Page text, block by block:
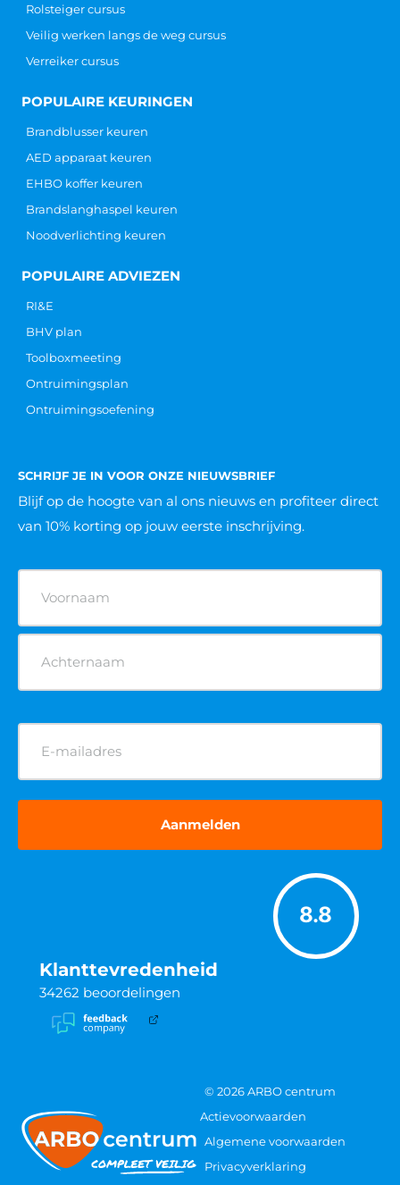
Rolsteiger cursus
Veilig werken langs de weg cursus
Verreiker cursus
POPULAIRE KEURINGEN
Brandblusser keuren
AED apparaat keuren
EHBO koffer keuren
Brandslanghaspel keuren
Noodverlichting keuren
POPULAIRE ADVIEZEN
RI&E
BHV plan
Toolboxmeeting
Ontruimingsplan
Ontruimingsoefening
SCHRIJF JE IN VOOR ONZE NIEUWSBRIEF
Blijf op de hoogte van al ons nieuws en profiteer direct
van 10% korting op jouw eerste inschrijving.
(Vereist)
E-
mailadres
(Vereist)
8.8
Klanttevredenheid
34262 beoordelingen
© 2026 ARBO centrum
Actievoorwaarden
Algemene voorwaarden
Privacyverklaring